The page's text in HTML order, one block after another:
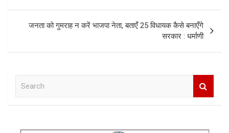
जनता को गुमराह न करें भाजपा नेता, बताएँ 25 विधायक कैसे बनाएँगे
सरकार : धर्माणी